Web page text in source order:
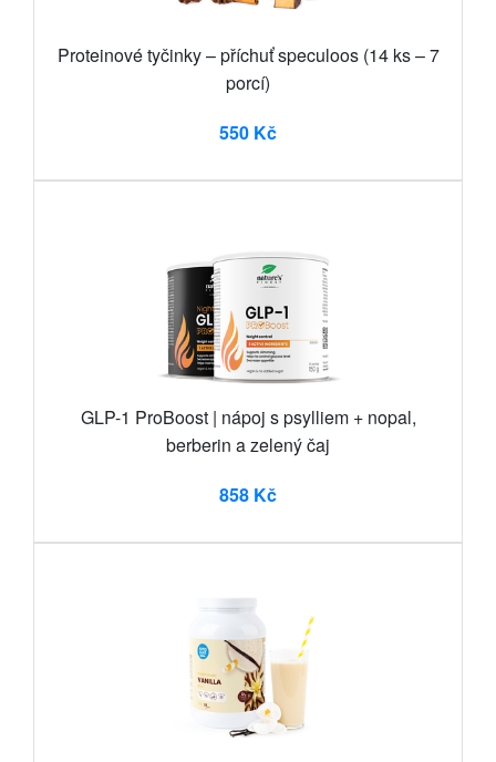
Proteinové tyčinky – příchuť speculoos (14 ks – 7
porcí)
550 Kč
GLP-1 ProBoost | nápoj s psylliem + nopal,
berberin a zelený čaj
858 Kč